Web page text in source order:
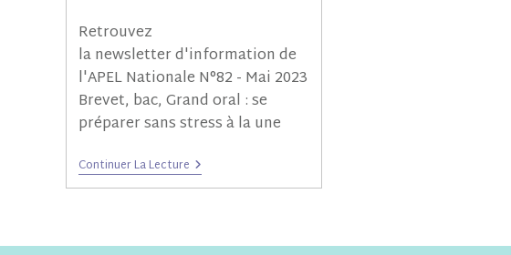
Retrouvez
la newsletter d'information de
l'APEL Nationale N°82 - Mai 2023
Brevet, bac, Grand oral : se
préparer sans stress à la une
Continuer La Lecture